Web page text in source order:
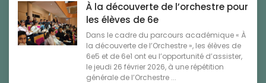
À la découverte de l’orchestre pour
les élèves de 6e
Dans le cadre du parcours académique « À
la découverte de l’Orchestre », les élèves de
6e5 et de 6e1 ont eu l’opportunité d’assister,
le jeudi 26 février 2026, à une répétition
générale de l’Orchestre ...